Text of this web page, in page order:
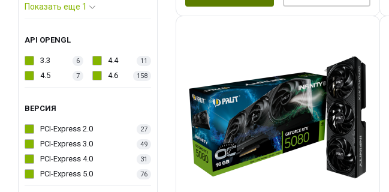
Показать еще 1
API OPENGL
3.3 6 4.4 11
4.5 7 4.6 158
ВЕРСИЯ
PCI-Express 2.0 27
PCI-Express 3.0 49
PCI-Express 4.0 31
PCI-Express 5.0 76